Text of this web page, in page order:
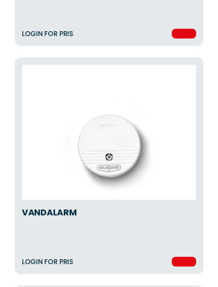
LOGIN FOR PRIS
VANDALARM
LOGIN FOR PRIS